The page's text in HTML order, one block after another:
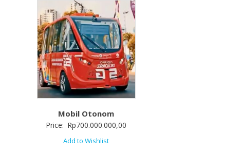
Mobil Otonom
Price: Rp700.000.000,00
Add to Wishlist